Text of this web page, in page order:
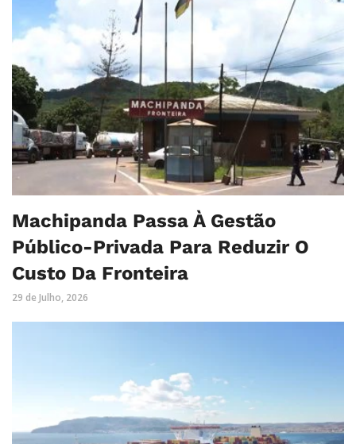
Machipanda Passa À Gestão
Público-Privada Para Reduzir O
Custo Da Fronteira
29 de Julho, 2026